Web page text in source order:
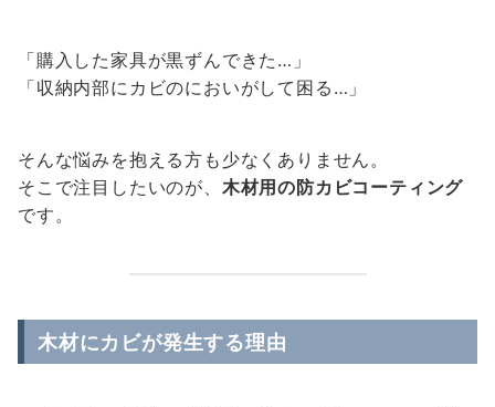
「購入した家具が黒ずんできた…」
「収納内部にカビのにおいがして困る…」
そんな悩みを抱える方も少なくありません。
そこで注目したいのが、 木材用の防カビコーティング
です。
木材にカビが発生する理由